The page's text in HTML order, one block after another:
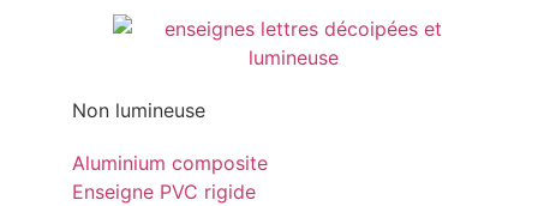
Non lumineuse
Aluminium composite
Enseigne PVC rigide